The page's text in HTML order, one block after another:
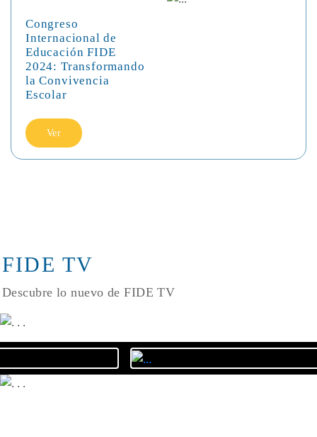
Congreso
Internacional de
Educación FIDE
2024: Transformando
la Convivencia
Escolar
Ver
FIDE TV
Descubre lo nuevo de FIDE TV